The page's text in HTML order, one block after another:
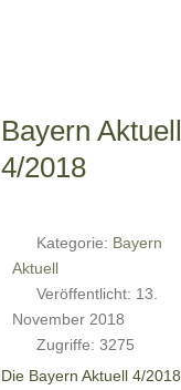
Bayern Aktuell
4/2018
Kategorie: Bayern
Aktuell
Veröffentlicht: 13.
November 2018
Zugriffe: 3275
Die Bayern Aktuell 4/2018